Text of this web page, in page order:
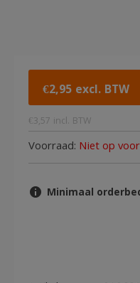
€2,95 excl. BTW
€ 3,57 incl. BTW
Voorraad: Niet op
Minimaal